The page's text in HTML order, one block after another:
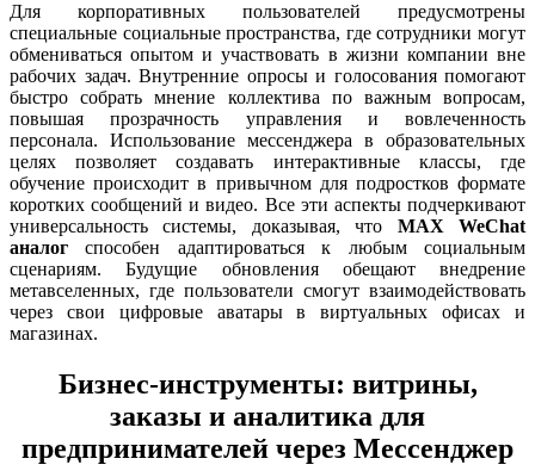
Для корпоративных пользователей предусмотрены
специальные социальные пространства, где сотрудники могут
обмениваться опытом и участвовать в жизни компании вне
рабочих задач. Внутренние опросы и голосования помогают
быстро собрать мнение коллектива по важным вопросам,
повышая прозрачность управления и вовлеченность
персонала. Использование мессенджера в образовательных
целях позволяет создавать интерактивные классы, где
обучение происходит в привычном для подростков формате
коротких сообщений и видео. Все эти аспекты подчеркивают
универсальность системы, доказывая, что MAX WeChat
аналог способен адаптироваться к любым социальным
сценариям. Будущие обновления обещают внедрение
метавселенных, где пользователи смогут взаимодействовать
через свои цифровые аватары в виртуальных офисах и
магазинах.
Бизнес-инструменты: витрины,
заказы и аналитика для
предпринимателей через Мессенджер